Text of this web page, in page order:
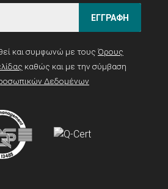
ΕΓΓΡΑΦΗ
και συμφωνώ με τους Όρους
καθώς και με την σύμβαση
Δεδομένων